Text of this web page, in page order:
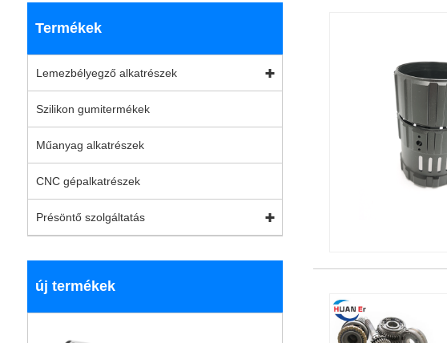
Termékek
Lemezbélyegző alkatrészek
Szilikon gumitermékek
Műanyag alkatrészek
CNC gépalkatrészek
Présöntő szolgáltatás
új termékek